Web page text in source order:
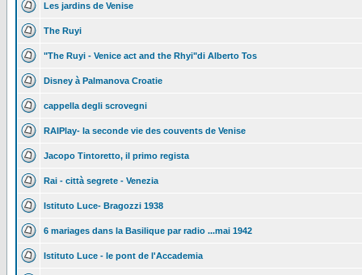
Les jardins de Venise
The Ruyi
"The Ruyi - Venice act and the Rhyi"di Alberto Tos
Disney à Palmanova Croatie
cappella degli scrovegni
RAIPlay- la seconde vie des couvents de Venise
Jacopo Tintoretto, il primo regista
Rai - città segrete - Venezia
Istituto Luce- Bragozzi 1938
6 mariages dans la Basilique par radio ...mai 1942
Istituto Luce - le pont de l'Accademia